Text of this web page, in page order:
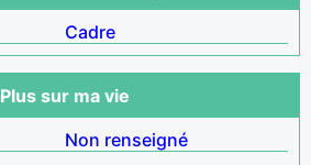
Cadre
Plus sur ma vie
Non renseigné